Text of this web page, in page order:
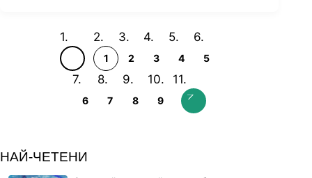
1 2 3 4 5
6 7 8 9
НАЙ-ЧЕТЕНИ